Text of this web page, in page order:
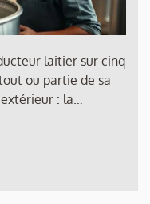
laitier sur cinq
ou partie de sa
: la…